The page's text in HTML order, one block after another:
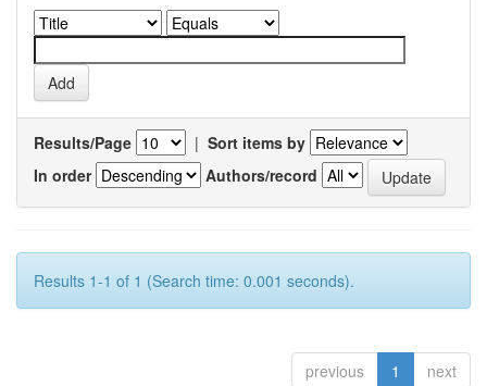
Results/Page | Sort items by
In order
Authors/record
Results 1-1 of 1 (Search time: 0.001 seconds).
previous 1 next